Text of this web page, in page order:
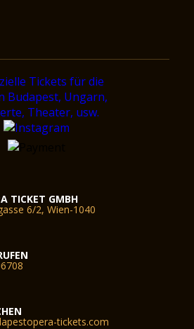
TICKET GMBH
6/2, Wien-1040
tickets.com